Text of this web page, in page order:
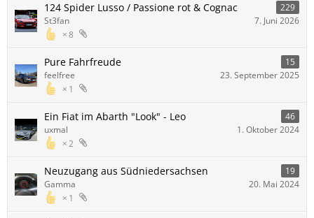
124 Spider Lusso / Passione rot & Cognac 229
8
St3fan 7. Juni 2026
Pure Fahrfreude 15
1
feelfree 23. September 2025
Ein Fiat im Abarth "Look" - Leo 46
2
uxmal 1. Oktober 2024
Neuzugang aus Südniedersachsen 19
1
Gamma 20. Mai 2024